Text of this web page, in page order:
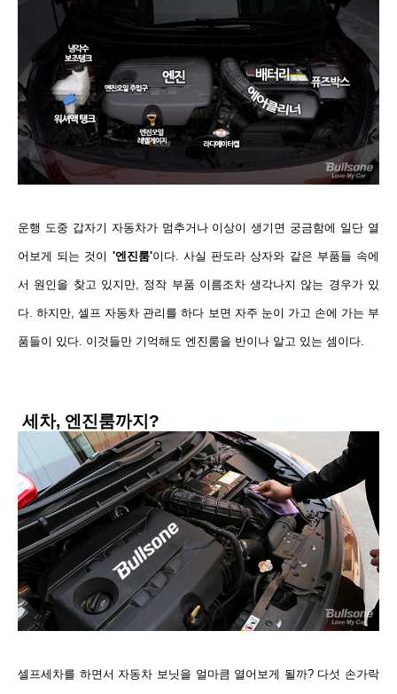
운행 도중 갑자기 자동차가 멈추거나 이상이 생기면 궁금함에 일단 열
어보게 되는 것이 '엔진룸'이다. 사실 판도라 상자와 같은 부품들 속에
서 원인을 찾고 있지만, 정작 부품 이름조차생각나지 않는 경우가 있
다. 하지만, 셀프 자동차 관리를 하다 보면 자주 눈이 가고 손에 가는 부
품들이 있다. 이것들만 기억해도 엔진룸을 반이나 알고 있는 셈이다.
세차, 엔진룸까지?
셀프세차를 하면서 자동차 보닛을 얼마큼 열어보게 될까? 다섯 손가락